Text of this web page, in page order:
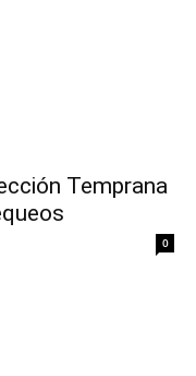
Temprana
0